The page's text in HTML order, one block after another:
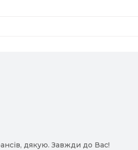
дякую. Завжди до Вас!